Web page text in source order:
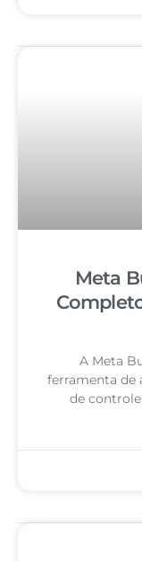
Meta
A Meta
ferramenta de
de controle